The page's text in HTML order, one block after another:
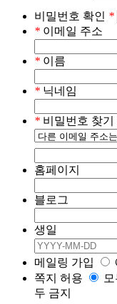
비밀번호 확인 *
* 이메일 주소
* 이름
* 닉네임
* 비밀번호 찾기
홈페이지
블로그
생일
메일링 가입
쪽지 허용
두 금지